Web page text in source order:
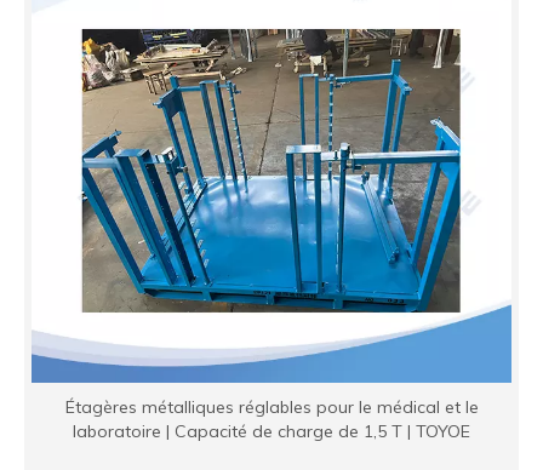
Étagères métalliques réglables pour le médical et le
laboratoire | Capacité de charge de 1,5 T | TOYOE